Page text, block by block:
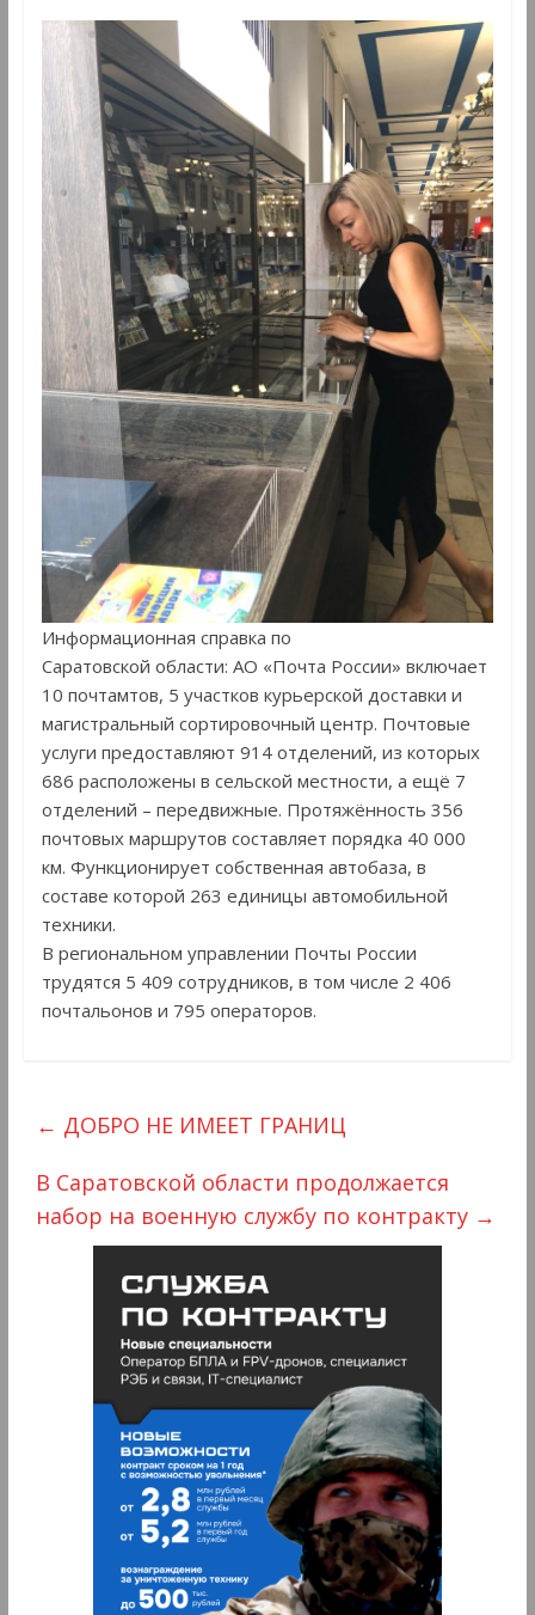
Информационная справка по
Саратовской области: АО «Почта России» включает
10 почтамтов, 5 участков курьерской доставки и
магистральный сортировочный центр. Почтовые
услуги предоставляют 914 отделений, из которых
686 расположены в сельской местности, а ещё 7
отделений – передвижные. Протяжённость 356
почтовых маршрутов составляет порядка 40 000
км. Функционирует собственная автобаза, в
составе которой 263 единицы автомобильной
техники.
В региональном управлении Почты России
трудятся 5 409 сотрудников, в том числе 2 406
почтальонов и 795 операторов.
← ДОБРО НЕ ИМЕЕТ ГРАНИЦ
В Саратовской области продолжается
набор на военную службу по контракту →